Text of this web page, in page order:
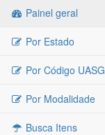
Painel geral
Por Estado
Por Código UASG
Por Modalidade
Busca Itens